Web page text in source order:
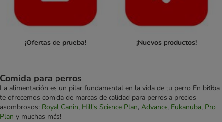
¡Ofertas de prueba! ¡Nuevos productos!
Comida para perros
La alimentación es un pilar fundamental en la vida de tu perro En bitiba
te ofrecemos comida de marcas de calidad para perros a precios
asombrosos: Royal Canin, Hill's Science Plan, Advance, Eukanuba, Pro
Plan y muchas más!